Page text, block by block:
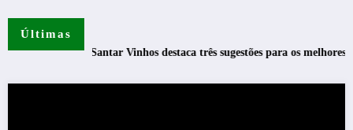
Últimas
Casa de Santar Vinhos destaca três sugestões para os melhores